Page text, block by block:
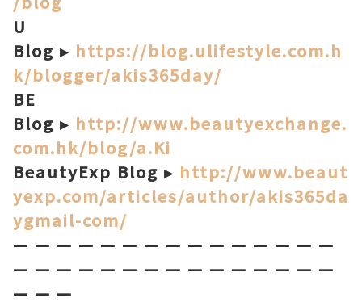
U
Blog ▸ https://blog.ulifestyle.com.h
k/blogger/akis365day/
BE
Blog ▸ http://www.beautyexchange.
com.hk/blog/a.Ki
BeautyExp Blog ▸ http://www.beaut
yexp.com/articles/author/akis365da
ygmail-com/
— — — — — — — — — — — — — — —
— — — — — — — — — — — — — — —
— — —